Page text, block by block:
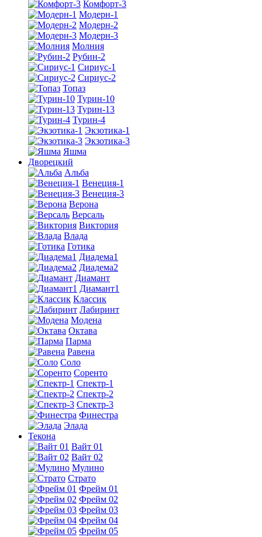
Комфорт-3
Модерн-1
Модерн-2
Модерн-3
Молния
Рубин-2
Сириус-1
Сириус-2
Топаз
Турин-10
Турин-13
Турин-4
Экзотика-1
Экзотика-3
Яшма
Дворецкий
Альба
Венеция-1
Венеция-3
Верона
Версаль
Виктория
Влада
Готика
Диадема1
Диадема2
Диамант
Диамант1
Классик
Лабиринт
Модена
Октава
Парма
Равена
Соло
Соренто
Спектр-1
Спектр-2
Спектр-3
Финестра
Элада
Текона
Вайт 01
Вайт 02
Мулино
Страто
Фрейм 01
Фрейм 02
Фрейм 03
Фрейм 04
Фрейм 05